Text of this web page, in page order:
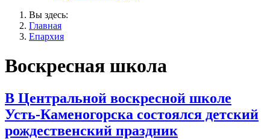
Вы здесь:
Главная
Епархия
Воскресная школа
В Центральной воскресной школе
Усть-Каменогорска состоялся детский
рождественский праздник